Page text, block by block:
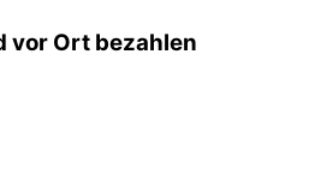
vor Ort bezahlen